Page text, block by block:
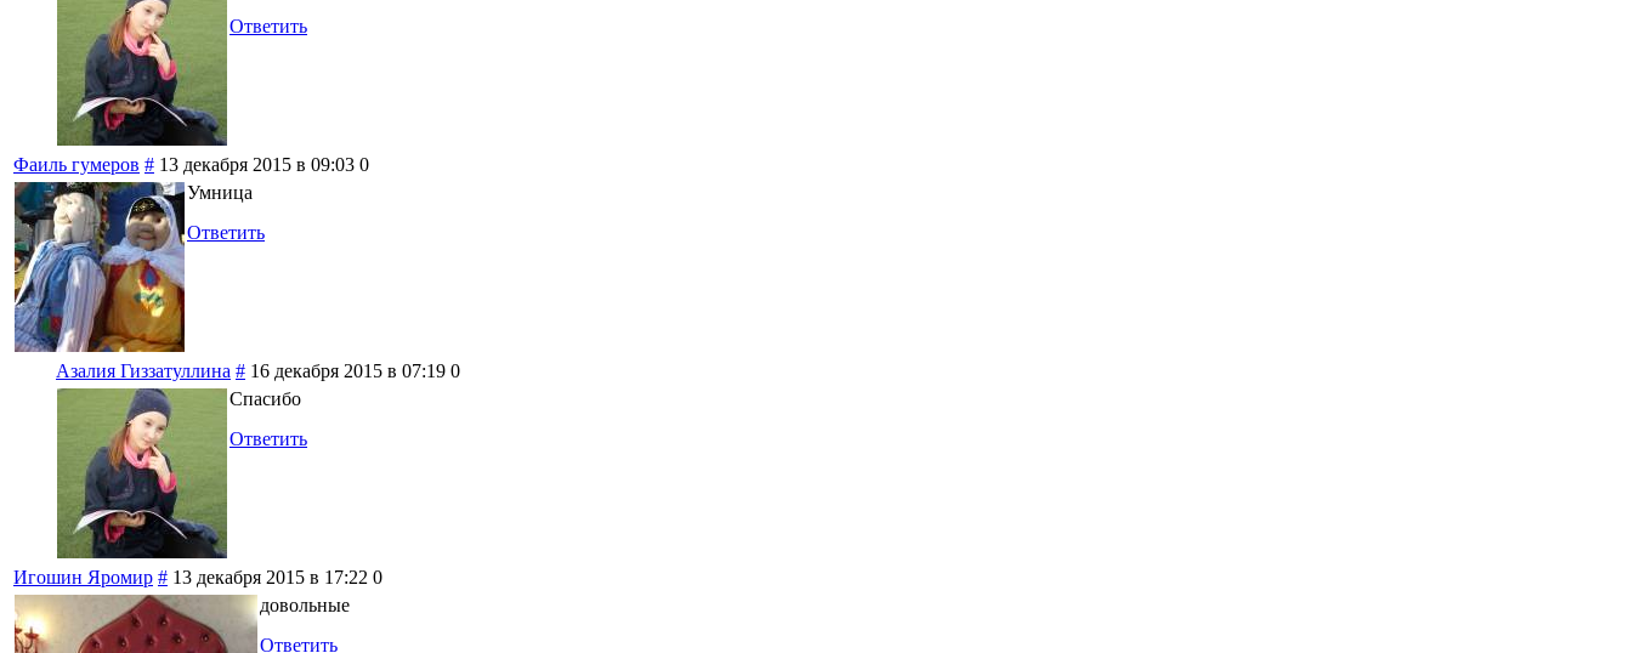
Ответить
Фаиль гумеров # 13 декабря 2015 в 09:03 0
Умница
Ответить
Азалия Гиззатуллина # 16 декабря 2015 в 07:19 0
Спасибо
Ответить
Игошин Яромир # 13 декабря 2015 в 17:22 0
довольные
Ответить